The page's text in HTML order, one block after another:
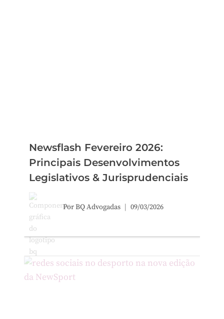
Newsflash Fevereiro 2026:
Principais Desenvolvimentos
Legislativos & Jurisprudenciais
PorBQ Advogadas 09/03/2026